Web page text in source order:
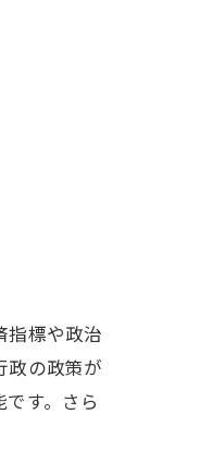
指標や政治
政の政策が
す。さら